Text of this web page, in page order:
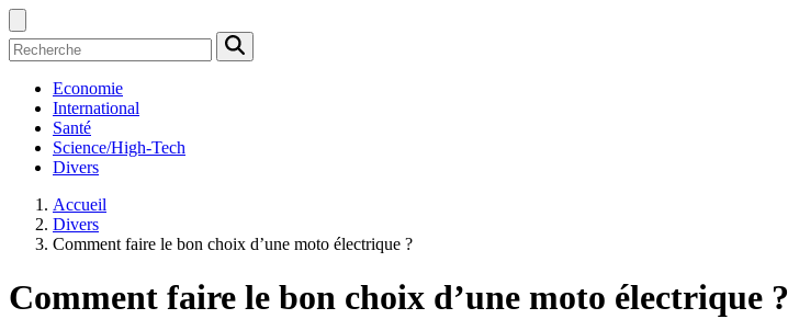
Economie
International
Santé
Science/High-Tech
Divers
Accueil
Divers
Comment faire le bon choix d’une moto électrique ?
Comment faire le bon choix d’une moto électrique ?